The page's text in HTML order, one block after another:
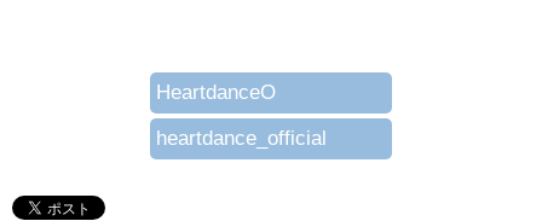
HeartdanceO
heartdance_official